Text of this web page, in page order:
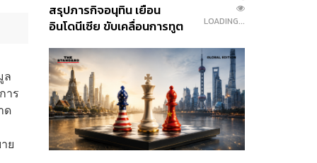
ล
าร
ด
ย
สรุปภารกิจอนุทิน เยือน
อินโดนีเซีย ขับเคลื่อนการทูต
ส่วนยุทธศาสตร์ไทย –
อินโดนีเซีย
LOADING...